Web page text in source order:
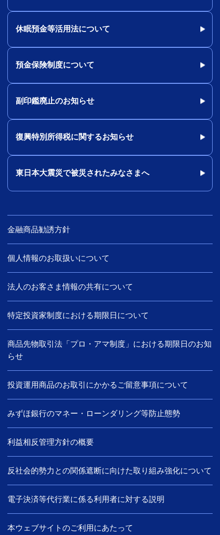
休眠預金等活用法について
預金保険制度について
副印鑑廃止のお知らせ
復興特別所得税に関するお知らせ
東日本大震災で被災されたみなさまへ
金融商品勧誘方針
個人情報のお取扱いについて
法人のお客さま情報の共有について
特定投資家制度における期限日について
商品先物取引法「プロ・アマ制度」における期限日のお知
らせ
投資運用商品のお取引にかかるご留意事項について
みずほ銀行のマネー・ローンダリング等防止態勢
利益相反管理方針の概要
反社会的勢力との関係遮断に向けた取り組み強化について
電子決済等代行業に係る利用者に対する説明
本ウェブサイトのご利用にあたって